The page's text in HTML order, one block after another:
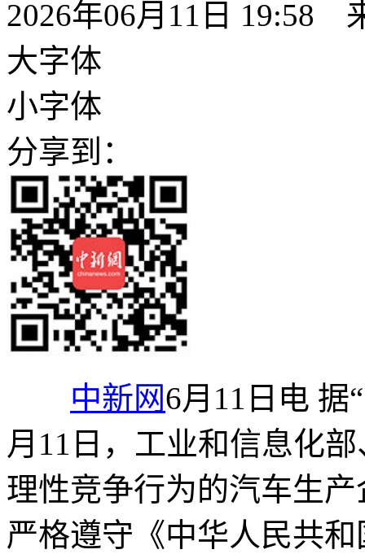
2026年06月11日 19:58
大字体
小字体
分享到：
中新网6月11日电 据
月11日，工业和信息化
理性竞争行为的汽车生
严格遵守《中华人民共